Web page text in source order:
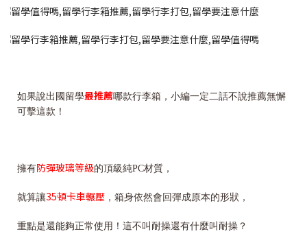
如果說出國留學最推薦哪款行李箱，小編一定二話不說推薦無懈
可擊這款！
擁有防彈玻璃等級的頂級純PC材質，
就算讓35頓卡車輾壓 ，箱身依然會回彈成原本的形狀，
重點是還能夠正常使用！這不叫耐操還有什麼叫耐操？